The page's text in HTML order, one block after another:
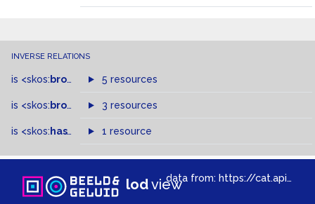
INVERSE RELATIONS
is <skos: broader > of
5 resources
is <skos: broadMatch >of
3 resources
is <skos: hasTopConcept >of
1 resource
lodviewdata from: https://cat.apis.beeldengeluid.nl/sparql